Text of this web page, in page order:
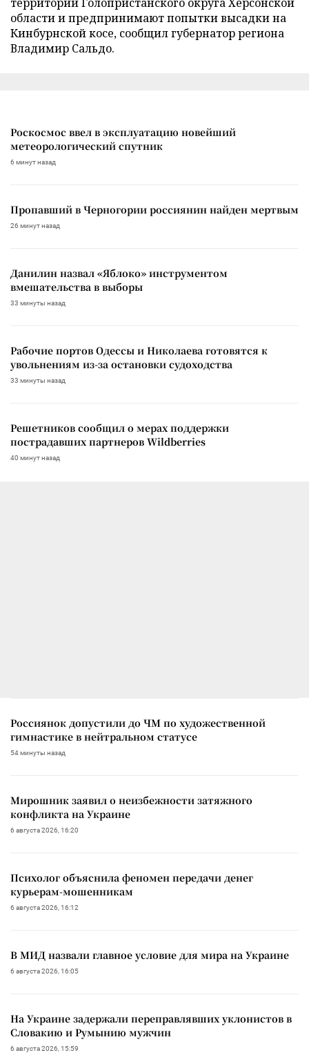
области и предпринимают попытки высадки на
Кинбурнской косе, сообщил губернатор региона
Владимир Сальдо.
Роскосмос ввел в эксплуатацию новейший
метеорологический спутник
6 минут назад
Пропавший в Черногории россиянин найден мертвым
26 минут назад
Данилин назвал «Яблоко» инструментом
вмешательства в выборы
33 минуты назад
Рабочие портов Одессы и Николаева готовятся к
увольнениям из-за остановки судоходства
33 минуты назад
Решетников сообщил о мерах поддержки
пострадавших партнеров Wildberries
40 минут назад
Россиянок допустили до ЧМ по художественной
гимнастике в нейтральном статусе
54 минуты назад
Мирошник заявил о неизбежности затяжного
конфликта на Украине
6 августа 2026, 16:20
Психолог объяснила феномен передачи денег
курьерам-мошенникам
6 августа 2026, 16:12
В МИД назвали главное условие для мира на Украине
6 августа 2026, 16:05
На Украине задержали переправлявших уклонистов в
Словакию и Румынию мужчин
6 августа 2026, 15:59